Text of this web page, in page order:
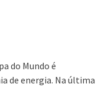
do Mundo é
de energia. Na última